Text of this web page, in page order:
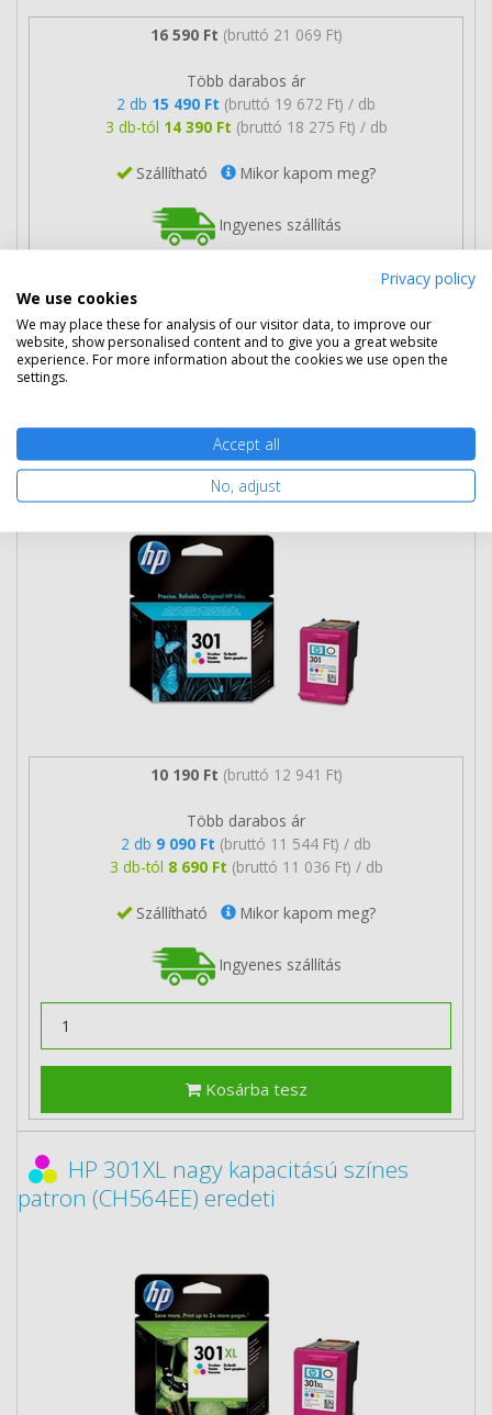
16 590 Ft (bruttó 21 069 Ft)
Több darabos ár
2 db 15 490 Ft (bruttó 19 672 Ft) / db
3 db-tól 14 390 Ft (bruttó 18 275 Ft) / db
Szállítható Mikor kapom meg?
Ingyenes szállítás
Kosárba tesz
HP 301 színes patron (CH562EE)
eredeti
10 190 Ft (bruttó 12 941 Ft)
Több darabos ár
2 db 9 090 Ft (bruttó 11 544 Ft) / db
3 db-tól 8 690 Ft (bruttó 11 036 Ft) / db
Szállítható Mikor kapom meg?
Ingyenes szállítás
Kosárba tesz
HP 301XL nagy kapacitású színes
patron (CH564EE) eredeti
Privacy policy
We use cookies
We may place these for analysis of our visitor data, to improve our
website, show personalised content and to give you a great website
experience. For more information about the cookies we use open the
settings.
Accept all
No, adjust